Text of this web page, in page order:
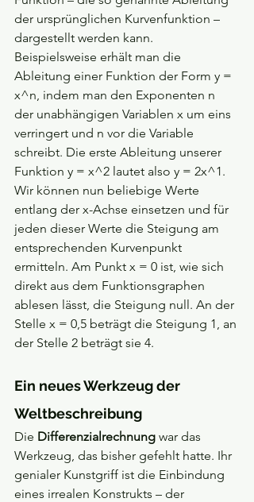
der ursprünglichen Kurvenfunktion –
dargestellt werden kann.
Beispielsweise erhält man die
Ableitung einer Funktion der Form y =
x^n, indem man den Exponenten n
der unabhängigen Variablen x um eins
verringert und n vor die Variable
schreibt. Die erste Ableitung unserer
Funktion y = x^2 lautet also y = 2x^1.
Wir können nun beliebige Werte
entlang der x-Achse einsetzen und für
jeden dieser Werte die Steigung am
entsprechenden Kurvenpunkt
ermitteln. Am Punkt x = 0 ist, wie sich
direkt aus dem Funktionsgraphen
ablesen lässt, die Steigung null. An der
Stelle x = 0,5 beträgt die Steigung 1, an
der Stelle 2 beträgt sie 4.
Ein neues Werkzeug der
Weltbeschreibung
Die Differenzialrechnung war das
Werkzeug, das bisher gefehlt hatte. Ihr
genialer Kunstgriff ist die Einbindung
eines irrealen Konstrukts – der